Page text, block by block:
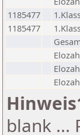
1185477
1185477
blank ...